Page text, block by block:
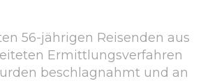
56-jährigen Reisenden aus
Ermittlungsverfahren
beschlagnahmt und an